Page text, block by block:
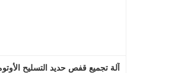
آلة تجميع قفص حديد التسليح